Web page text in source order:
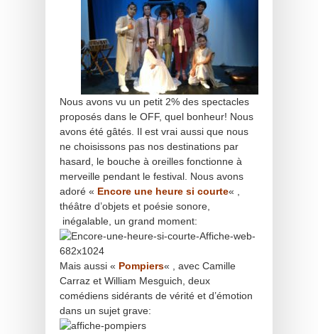
Nous avons vu un petit 2% des spectacles
proposés dans le OFF, quel bonheur! Nous
avons été gâtés. Il est vrai aussi que nous
ne choisissons pas nos destinations par
hasard, le bouche à oreilles fonctionne à
merveille pendant le festival. Nous avons
adoré « Encore une heure si courte« ,
théâtre d’objets et poésie sonore,
inégalable, un grand moment:
Mais aussi « Pompiers« , avec Camille
Carraz et William Mesguich, deux
comédiens sidérants de vérité et d’émotion
dans un sujet grave: